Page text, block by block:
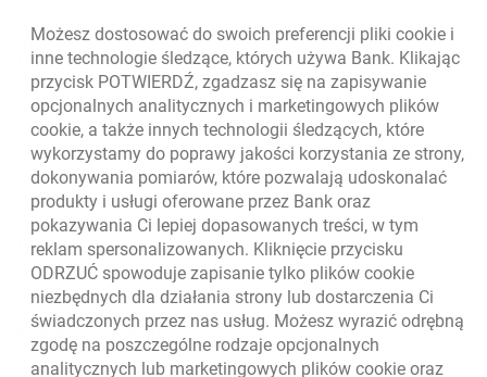
Oceń nas otwiera się w nowej karcie
Złóż wniosek przez internet
Skontaktuj się ze Specjalistą
O banku
Odpowiedzialny biznes
Regulacje zewnętrzne
Możesz dostosować do swoich preferencji pliki cookie i
inne technologie śledzące, których używa Bank. Klikając
przycisk POTWIERDŹ, zgadzasz się na zapisywanie
opcjonalnych analitycznych i marketingowych plików
cookie, a także innych technologii śledzących, które
wykorzystamy do poprawy jakości korzystania ze strony,
dokonywania pomiarów, które pozwalają udoskonalać
produkty i usługi oferowane przez Bank oraz
pokazywania Ci lepiej dopasowanych treści, w tym
reklam spersonalizowanych. Kliknięcie przycisku
ODRZUĆ spowoduje zapisanie tylko plików cookie
niezbędnych dla działania strony lub dostarczenia Ci
świadczonych przez nas usług. Możesz wyrazić odrębną
zgodę na poszczególne rodzaje opcjonalnych
analitycznych lub marketingowych plików cookie oraz